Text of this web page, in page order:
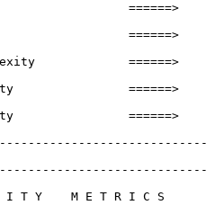
======>
======>
======>
======>
======>
I T Y    M E T R I C S